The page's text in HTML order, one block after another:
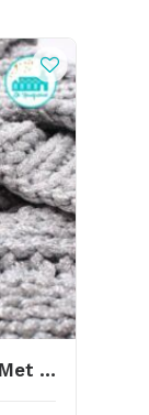
Baby Pakje Big Labels Met Drukknoop 10x3cm Cognac